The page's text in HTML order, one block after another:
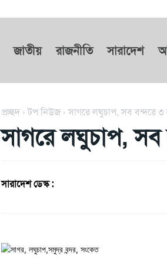
জাতীয় রাজনীতি সারাদেশ
প্রচ্ছদ টপ নিউজ সাগরে লঘুচাপ, সব বন্দরে ৩
সাগরে লঘুচাপ, সব
সারাদেশ ডেস্ক :